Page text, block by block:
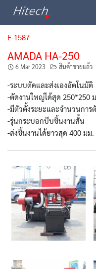
E-1587
AMADA HA-250
6 Mar 2023 สินค้าขายแล้ว
-ระบบตัดและส่งเองอัตโนมัติ
-ตัดงานใหญ่ได้สุด 250*250
-มีตัวตั้งระยะและจำนวนการ
-รุ่นกระบอกบีบชิ้นงานสั้น
-ส่งชิ้นงานได้ยาวสุด 400 มม.